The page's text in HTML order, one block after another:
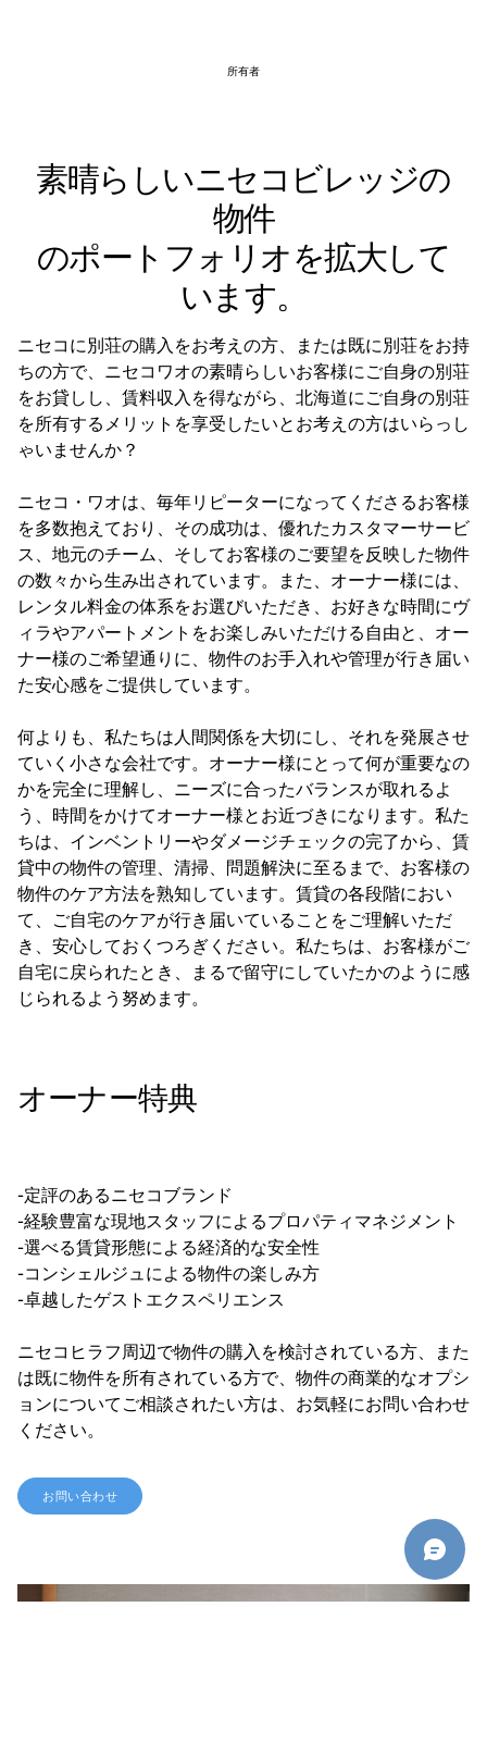
所有者
素晴らしいニセコビレッジの
物件
のポートフォリオを拡大して
います。
ニセコに別荘の購入をお考えの方、または既に別荘をお持
ちの方で、ニセコワオの素晴らしいお客様にご自身の別荘
をお貸しし、賃料収入を得ながら、北海道にご自身の別荘
を所有するメリットを享受したいとお考えの方はいらっし
ゃいませんか？
ニセコ・ワオは、毎年リピーターになってくださるお客様
を多数抱えており、その成功は、優れたカスタマーサービ
ス、地元のチーム、そしてお客様のご要望を反映した物件
の数々から生み出されています。また、オーナー様には、
レンタル料金の体系をお選びいただき、お好きな時間にヴ
ィラやアパートメントをお楽しみいただける自由と、オー
ナー様のご希望通りに、物件のお手入れや管理が行き届い
た安心感をご提供しています。
何よりも、私たちは人間関係を大切にし、それを発展させ
ていく小さな会社です。オーナー様にとって何が重要なの
かを完全に理解し、ニーズに合ったバランスが取れるよ
う、時間をかけてオーナー様とお近づきになります。私た
ちは、インベントリーやダメージチェックの完了から、賃
貸中の物件の管理、清掃、問題解決に至るまで、お客様の
物件のケア方法を熟知しています。賃貸の各段階におい
て、ご自宅のケアが行き届いていることをご理解いただ
き、安心しておくつろぎください。私たちは、お客様がご
自宅に戻られたとき、まるで留守にしていたかのように感
じられるよう努めます。
オーナー特典
-定評のあるニセコブランド
-経験豊富な現地スタッフによるプロパティマネジメント
-選べる賃貸形態による経済的な安全性
-コンシェルジュによる物件の楽しみ方
-卓越したゲストエクスペリエンス
ニセコヒラフ周辺で物件の購入を検討されている方、また
は既に物件を所有されている方で、物件の商業的なオプシ
ョンについてご相談されたい方は、お気軽にお問い合わせ
ください。
お問い合わせ